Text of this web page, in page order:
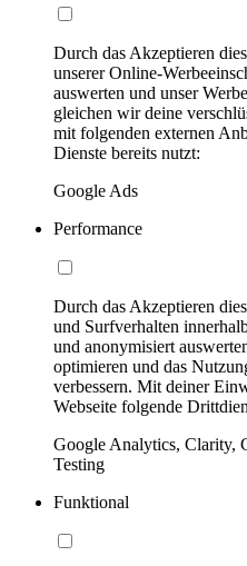
Durch das Akzeptieren
unserer Online-
auswerten und unser
gleichen wir deine
mit folgenden externen
Dienste bereits nutzt:
Google Ads
Performance
Durch das Akzeptieren
und Surfverhalten
und anonymisiert
optimieren und das
verbessern. Mit deiner
Webseite folgende
Google Analytics, Clarity,
Testing
Funktional